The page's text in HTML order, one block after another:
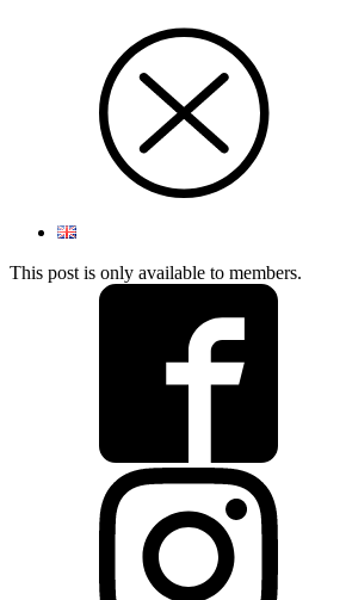
This post is only available to members.